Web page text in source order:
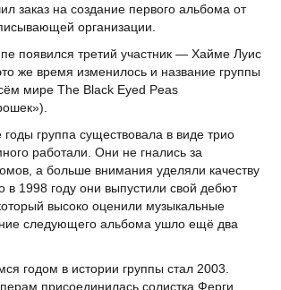
заказ на создание первого альбома от
организации.
появился третий участник — Хайме Луис
же время изменилось и название группы
мире The Black Eyed Peas
группа существовала в виде трио
работали. Они не гнались за
а больше внимания уделяли качеству
в 1998 году они выпустили свой дебют
высоко оценили музыкальные
следующего альбома ушло ещё два
годом в истории группы стал 2003.
присоединилась солистка Ферги